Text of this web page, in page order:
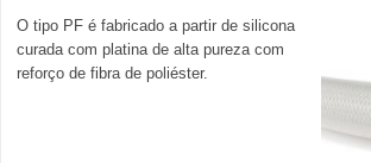
O tipo PF é fabricado a partir de silicona
curada com platina de alta pureza com
reforço de fibra de poliéster.